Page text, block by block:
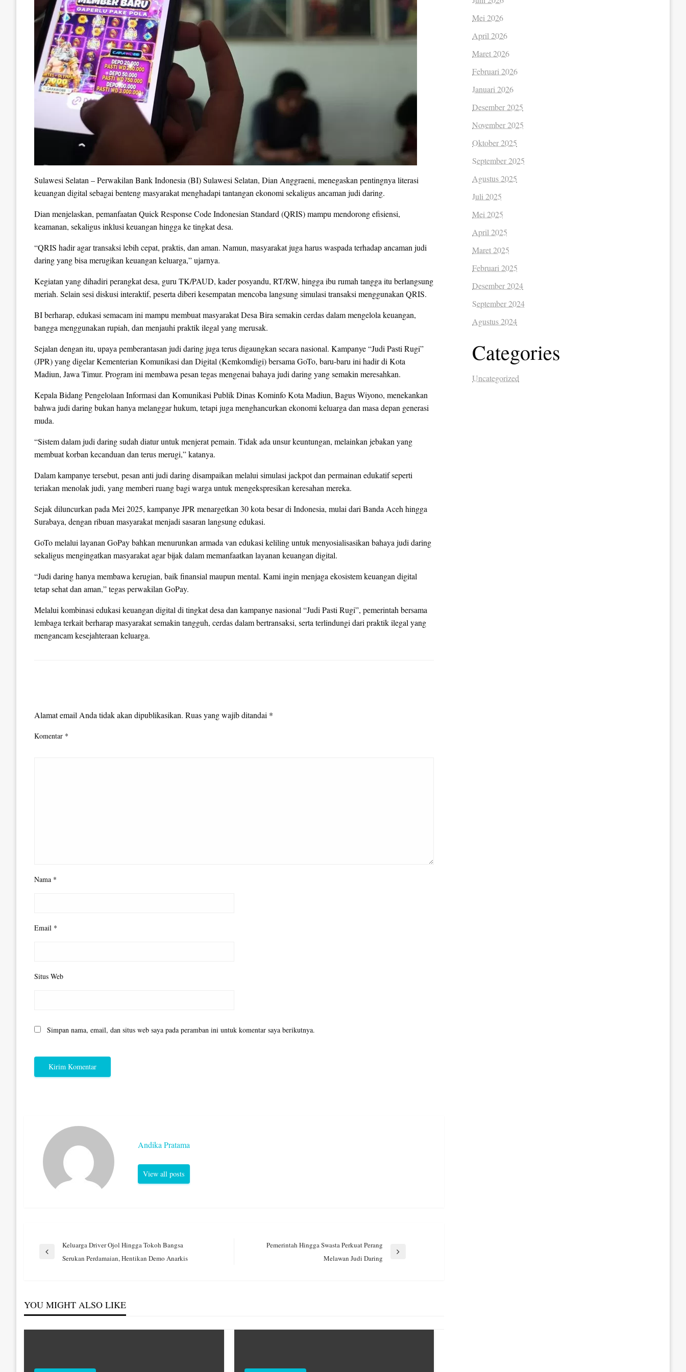
Sulawesi Selatan – Perwakilan Bank Indonesia (BI) Sulawesi Selatan, Dian Anggraeni, menegaskan pentingnya literasi
keuangan digital sebagai benteng masyarakat menghadapi tantangan ekonomi sekaligus ancaman judi daring.
Dian menjelaskan, pemanfaatan Quick Response Code Indonesian Standard (QRIS) mampu mendorong efisiensi,
keamanan, sekaligus inklusi keuangan hingga ke tingkat desa.
“QRIS hadir agar transaksi lebih cepat, praktis, dan aman. Namun, masyarakat juga harus waspada terhadap ancaman judi
daring yang bisa merugikan keuangan keluarga,” ujarnya.
Kegiatan yang dihadiri perangkat desa, guru TK/PAUD, kader posyandu, RT/RW, hingga ibu rumah tangga itu berlangsung
meriah. Selain sesi diskusi interaktif, peserta diberi kesempatan mencoba langsung simulasi transaksi menggunakan QRIS.
BI berharap, edukasi semacam ini mampu membuat masyarakat Desa Bira semakin cerdas dalam mengelola keuangan,
bangga menggunakan rupiah, dan menjauhi praktik ilegal yang merusak.
Sejalan dengan itu, upaya pemberantasan judi daring juga terus digaungkan secara nasional. Kampanye “Judi Pasti Rugi”
(JPR) yang digelar Kementerian Komunikasi dan Digital (Kemkomdigi) bersama GoTo, baru-baru ini hadir di Kota
Madiun, Jawa Timur. Program ini membawa pesan tegas mengenai bahaya judi daring yang semakin meresahkan.
Kepala Bidang Pengelolaan Informasi dan Komunikasi Publik Dinas Kominfo Kota Madiun, Bagus Wiyono, menekankan
bahwa judi daring bukan hanya melanggar hukum, tetapi juga menghancurkan ekonomi keluarga dan masa depan generasi
muda.
“Sistem dalam judi daring sudah diatur untuk menjerat pemain. Tidak ada unsur keuntungan, melainkan jebakan yang
membuat korban kecanduan dan terus merugi,” katanya.
Dalam kampanye tersebut, pesan anti judi daring disampaikan melalui simulasi jackpot dan permainan edukatif seperti
teriakan menolak judi, yang memberi ruang bagi warga untuk mengekspresikan keresahan mereka.
Sejak diluncurkan pada Mei 2025, kampanye JPR menargetkan 30 kota besar di Indonesia, mulai dari Banda Aceh hingga
Surabaya, dengan ribuan masyarakat menjadi sasaran langsung edukasi.
GoTo melalui layanan GoPay bahkan menurunkan armada van edukasi keliling untuk menyosialisasikan bahaya judi daring
sekaligus mengingatkan masyarakat agar bijak dalam memanfaatkan layanan keuangan digital.
“Judi daring hanya membawa kerugian, baik finansial maupun mental. Kami ingin menjaga ekosistem keuangan digital
tetap sehat dan aman,” tegas perwakilan GoPay.
Melalui kombinasi edukasi keuangan digital di tingkat desa dan kampanye nasional “Judi Pasti Rugi”, pemerintah bersama
lembaga terkait berharap masyarakat semakin tangguh, cerdas dalam bertransaksi, serta terlindungi dari praktik ilegal yang
mengancam kesejahteraan keluarga.
Alamat email Anda tidak akan dipublikasikan. Ruas yang wajib ditandai *
Komentar *
Nama *
Email *
Situs Web
Simpan nama, email, dan situs web saya pada peramban ini untuk komentar saya berikutnya.
Andika Pratama
View all posts
Navigasi
Previous
Keluarga Driver Ojol Hingga Tokoh Bangsa
Serukan Perdamaian, Hentikan Demo Anarkis
Pemerintah Hingga Swasta Perkuat Perang
Melawan Judi Daring
YOU MIGHT ALSO LIKE
Mei 2026
April 2026
Maret 2026
Februari 2026
Januari 2026
Desember 2025
November 2025
Oktober 2025
September 2025
Agustus 2025
Juli 2025
Mei 2025
April 2025
Maret 2025
Februari 2025
Desember 2024
September 2024
Agustus 2024
Categories
Uncategorized